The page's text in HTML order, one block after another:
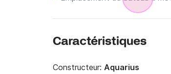
Caractéristiques
Constructeur: Aquarius